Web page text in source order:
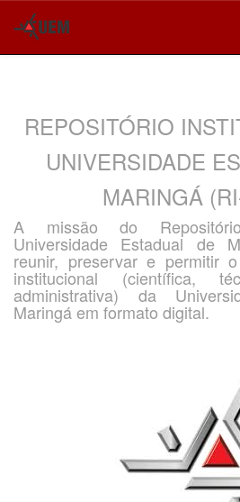
REPOSITÓRIO
UNIVERSIDADE
MARINGÁ
A missão do
Universidade Estadual de
reunir, preservar e permitir
institucional (científica,
administrativa) da
Maringá em formato digital.